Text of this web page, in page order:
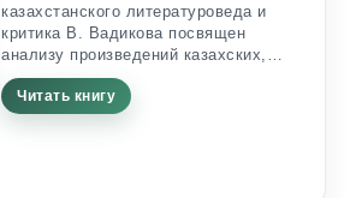
казахстанского литературоведа и
критика В. Вадикова посвящен
анализу произведений казахских,
русских, уйгурских, немецких
писателей РК на переломе XX и XXI
веков. На примере творчества А.
Читать книгу